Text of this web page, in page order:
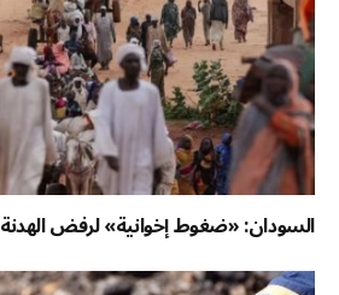
السودان: «ضغوط إخوانية» لرفض الهدنة